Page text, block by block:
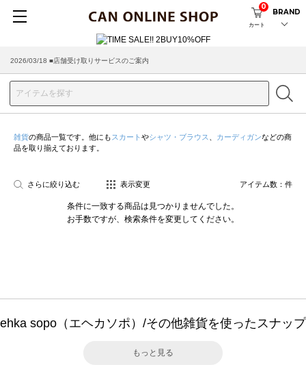
カート
0
BRAND
2026/03/18 ■店舗受け取りサービスのご案内
雑貨の商品一覧です。他にも スカート やシャツ・ブラウス カーディガンなどの商
品を取り揃えております。
さらに絞り込む 表示変更 アイテム数： 件
条件に一致する商品は見つかりませんでした。
お手数ですが、検索条件を変更してください。
ehka sopo（エヘカソポ）/その他雑貨を使ったスナップ
もっと見る